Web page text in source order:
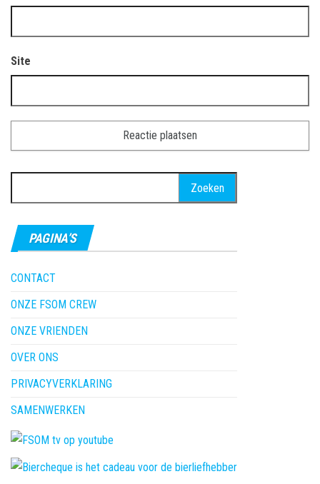
Site
naar:
PAGINA’S
CONTACT
ONZE FSOM CREW
ONZE VRIENDEN
OVER ONS
PRIVACYVERKLARING
SAMENWERKEN